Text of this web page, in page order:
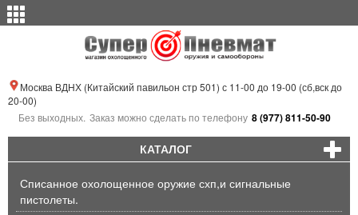
Москва ВДНХ (Китайский павильон стр 501) с 11-00 до 19-00 (сб,вск до
20-00)
Без выходных. Заказ можно сделать по телефону 8 (977) 811-50-90
КАТАЛОГ
Списанное охолощенное оружие схп,и сигнальные
пистолеты.